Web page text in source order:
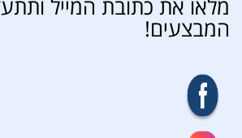
מלאו את כתובת המייל
המבצעים!